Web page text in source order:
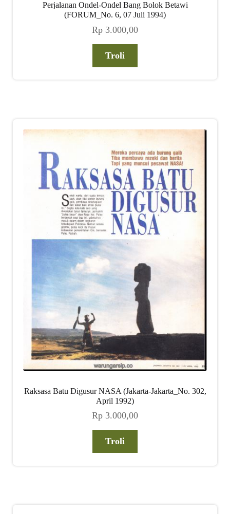
Perjalanan Ondel-Ondel Bang Bolok Betawi
(FORUM_No. 6, 07 Juli 1994)
Rp 3.000,00
Troli
Raksasa Batu Digusur NASA (Jakarta-Jakarta_No. 302,
April 1992)
Rp 3.000,00
Troli